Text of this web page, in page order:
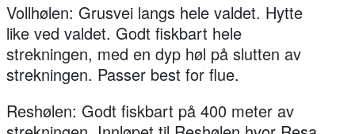
Vollhølen: Grusvei langs hele valdet. Hytte
like ved valdet. Godt fiskbart hele
strekningen, med en dyp høl på slutten av
strekningen. Passer best for flue.
Reshølen: Godt fiskbart på 400 meter av